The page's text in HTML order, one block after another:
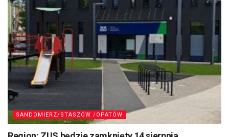
SANDOMIERZ/STASZÓW /OPATÓW